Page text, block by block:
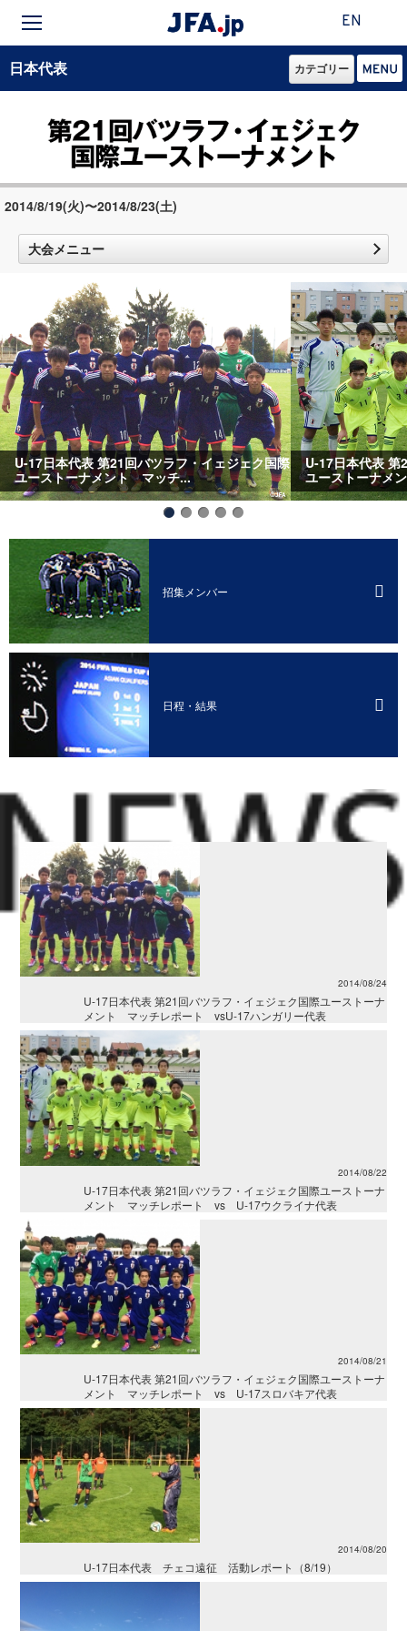
EN
日本代表 カテゴリー
2014/8/19(火)〜2014/8/23(土)
大会メニュー
表 第21回バツラフ・イェジェク国際
ナメント マッチ...
U-17日本代表 第21回バツラ
ユーストーナメント マッチ...
招集メンバー
日程・結果
2014/08/24
U-17日本代表 第21回バツラフ・イェジェク国際ユーストーナ
メント マッチレポート vsU-17ハンガリー代表
2014/08/22
U-17日本代表 第21回バツラフ・イェジェク国際ユーストーナ
メント マッチレポート vs U-17ウクライナ代表
2014/08/21
U-17日本代表 第21回バツラフ・イェジェク国際ユーストーナ
メント マッチレポート vs U-17スロバキア代表
2014/08/20
U-17日本代表 チェコ遠征 活動レポート（8/19）